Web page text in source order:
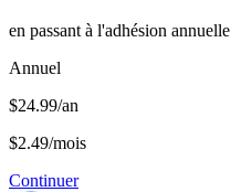
en passant à l'adhésion annuelle
Annuel
$24.99/an
$2.49/mois
Continuer